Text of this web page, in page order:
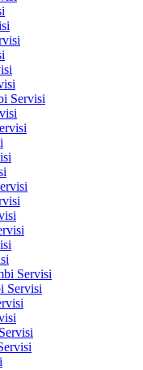
Servisi
Servisi
Servisi